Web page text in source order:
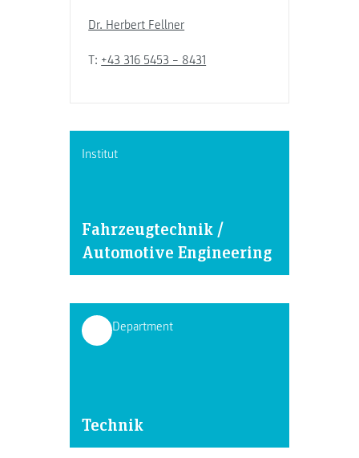
Dr. Herbert Fellner
T: +43 316 5453 – 8431
Institut
Fahrzeugtechnik /
Automotive Engineering
Department
Technik